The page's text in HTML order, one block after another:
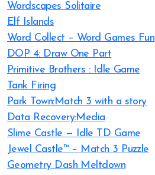
Wordscapes Solitaire
Elf Islands
Word Collect – Word Games Fun
DOP 4: Draw One Part
Primitive Brothers : Idle Game
Tank Firing
Park Town:Match 3 with a story
Data Recovery:Media
Slime Castle — Idle TD Game
Jewel Castle™ – Match 3 Puzzle
Geometry Dash Meltdown